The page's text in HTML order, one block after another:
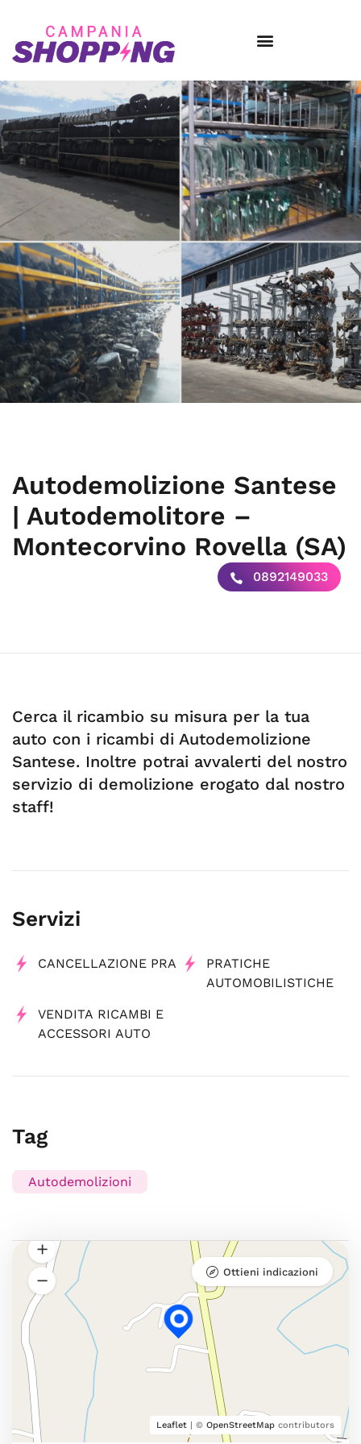
Autodemolizione Santese
| Autodemolitore –
Montecorvino Rovella (SA)
0892149033
Cerca il ricambio su misura per la tua
auto con i ricambi di Autodemolizione
Santese. Inoltre potrai avvalerti del nostro
servizio di demolizione erogato dal nostro
staff!
Servizi
CANCELLAZIONE PRA
PRATICHE
AUTOMOBILISTICHE
VENDITA RICAMBI E
ACCESSORI AUTO
Tag
Autodemolizioni
Leaflet | © OpenStreetMap contributors
Ottieni indicazioni